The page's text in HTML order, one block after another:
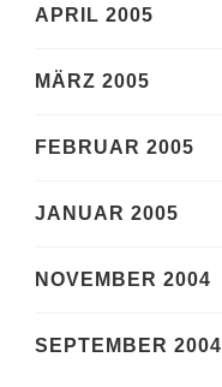
APRIL 2005
MÄRZ 2005
FEBRUAR 2005
JANUAR 2005
NOVEMBER 2004
SEPTEMBER 2004